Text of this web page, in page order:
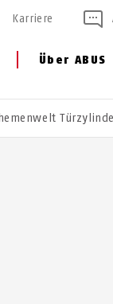
Über ABUS
Karriere